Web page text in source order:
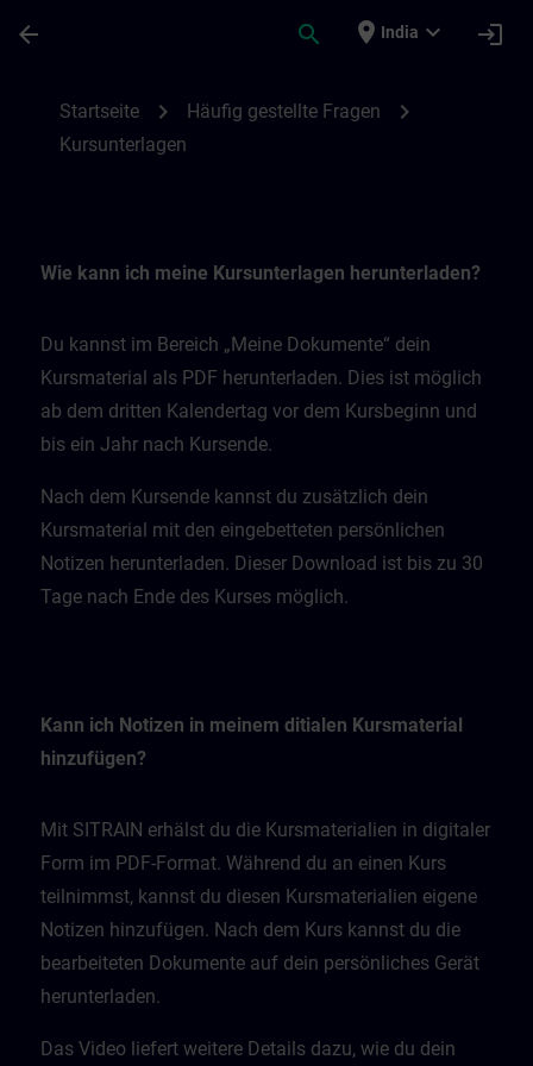
arrow_back search place India expand_more login
Startseite chevron_right Häufig gestellte Fragen chevron_right
Kursunterlagen
Wie kann ich meine Kursunterlagen herunterladen?
Du kannst im Bereich „Meine Dokumente“ dein
Kursmaterial als PDF herunterladen. Dies ist möglich
ab dem dritten Kalendertag vor dem Kursbeginn und
bis ein Jahr nach Kursende.
Nach dem Kursende kannst du zusätzlich dein
Kursmaterial mit den eingebetteten persönlichen
Notizen herunterladen. Dieser Download ist bis zu 30
Tage nach Ende des Kurses möglich.
Kann ich Notizen in meinem ditialen Kursmaterial
hinzufügen?
Mit SITRAIN erhälst du die Kursmaterialien in digitaler
Form im PDF-Format. Während du an einen Kurs
teilnimmst, kannst du diesen Kursmaterialien eigene
Notizen hinzufügen. Nach dem Kurs kannst du die
bearbeiteten Dokumente auf dein persönliches Gerät
herunterladen.
Das Video liefert weitere Details dazu, wie du dein